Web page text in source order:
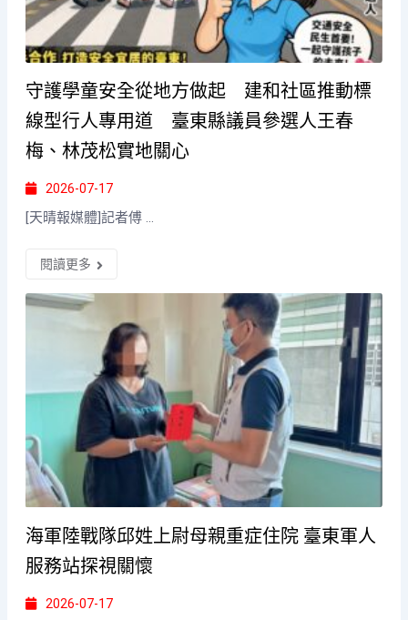
守護學童安全從地方做起 建和社區推動標
線型行人專用道 臺東縣議員參選人王春
梅、林茂松實地關心
2026-07-17
[天晴報媒體]記者傅 ...
閱讀更多
海軍陸戰隊邱姓上尉母親重症住院 臺東軍人
服務站探視關懷
2026-07-17